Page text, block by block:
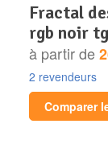
fractal design meshify 3xl ambience p
rgb noir
à partir de
2 revendeurs
Comparer